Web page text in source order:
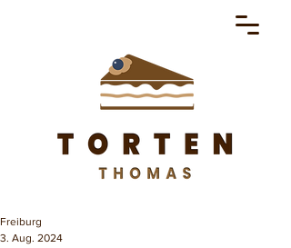
Freiburg
3. Aug. 2024